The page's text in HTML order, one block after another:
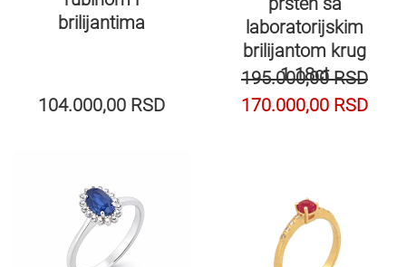
brilijantima
104.000,00 RSD
laboratorijskim
brilijantom krug
1.18ct
195.000,00RSD
170.000,00 RSD